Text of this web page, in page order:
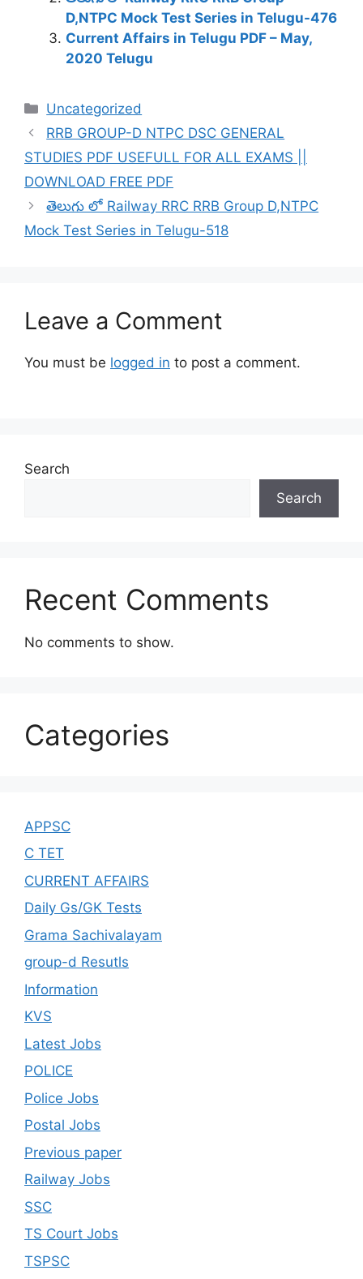
D,NTPC Mock Test Series in Telugu-476
Current Affairs in Telugu PDF – May,
2020 Telugu
Categories
Uncategorized
RRB GROUP-D NTPC DSC GENERAL
STUDIES PDF USEFULL FOR ALL EXAMS ||
DOWNLOAD FREE PDF
తెలుగు లో Railway RRC RRB Group D,NTPC
Mock Test Series in Telugu-518
Leave a Comment
You must be logged in to post a comment.
Search
Search
Recent Comments
No comments to show.
Categories
APPSC
C TET
CURRENT AFFAIRS
Daily Gs/GK Tests
Grama Sachivalayam
group-d Resutls
Information
KVS
Latest Jobs
POLICE
Police Jobs
Postal Jobs
Previous paper
Railway Jobs
SSC
TS Court Jobs
TSPSC